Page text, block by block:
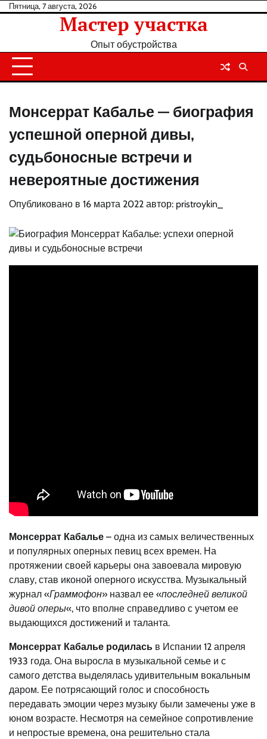
Перейти
Пятница, 7 августа, 2026
Мастер участка
Опыт обустройства
Монсеррат Кабалье — биография
успешной оперной дивы,
судьбоносные встречи и
невероятные достижения
Опубликовано в 16 марта 2022 автор: pristroykin_
Монсеррат Кабалье – одна из самых величественных
и популярных оперных певиц всех времен. На
протяжении своей карьеры она завоевала мировую
славу, став иконой оперного искусства. Музыкальный
журнал «Граммофон» назвал ее «последней великой
дивой оперы«, что вполне справедливо с учетом ее
выдающихся достижений и таланта.
Монсеррат Кабалье родилась в Испании 12 апреля
1933 года. Она выросла в музыкальной семье и с
самого детства выделялась удивительным вокальным
даром. Ее потрясающий голос и способность
передавать эмоции через музыку были замечены уже в
юном возрасте. Несмотря на семейное сопротивление
и непростые времена, она решительно стала